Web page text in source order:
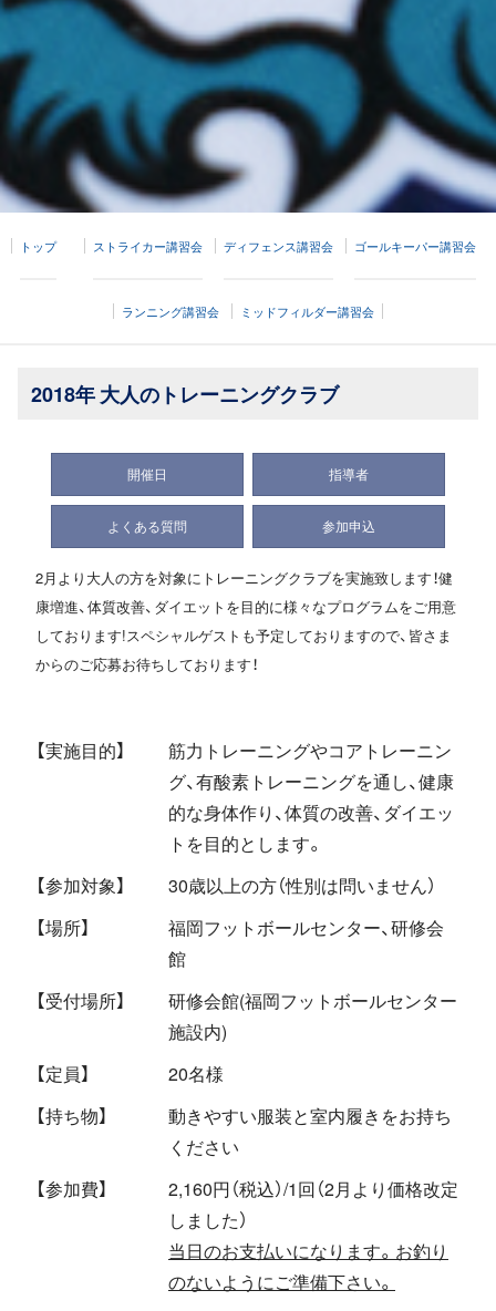
トップ ストライカー講習会 ディフェンス講習会 ゴールキーパー講習会
ランニング講習会 ミッドフィルダー講習会
2018年 大人のトレーニングクラブ
開催日 指導者
よくある質問 参加申込
2月より大人の方を対象にトレーニングクラブを実施致します！健
康増進、体質改善、ダイエットを目的に様々なプログラムをご用意
しております!スペシャルゲストも予定しておりますので、皆さま
からのご応募お待ちしております！
【実施目的】
筋力トレーニングやコアトレーニン
グ、有酸素トレーニングを通し、健康
的な身体作り、体質の改善、ダイエッ
トを目的とします。
【参加対象】
30歳以上の方（性別は問いません）
【場所】
福岡フットボールセンター、研修会
館
【受付場所】
研修会館(福岡フットボールセンター
施設内)
【定員】
20名様
【持ち物】
動きやすい服装と室内履きをお持ち
ください
【参加費】
2,160円（税込）/1回（2月より価格改定
しました）
当日のお支払いになります。お釣り
のないようにご準備下さい。